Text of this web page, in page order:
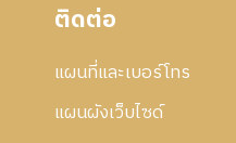
ติดต่อ
แผนที่และเบอร์โทร
แผนผังเว็บไซด์